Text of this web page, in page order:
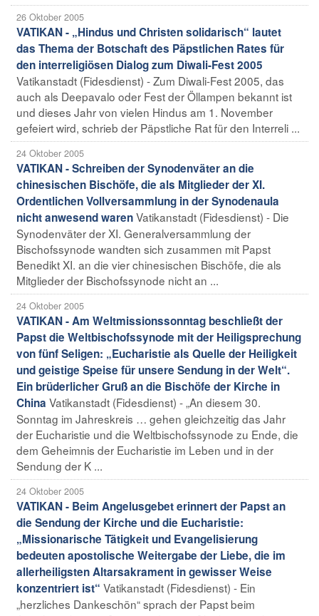
26 Oktober 2005
VATIKAN - „Hindus und Christen solidarisch“ lautet
das Thema der Botschaft des Päpstlichen Rates für
den interreligiösen Dialog zum Diwali-Fest 2005
Vatikanstadt (Fidesdienst) - Zum Diwali-Fest 2005, das
auch als Deepavalo oder Fest der Öllampen bekannt ist
und dieses Jahr von vielen Hindus am 1. November
gefeiert wird, schrieb der Päpstliche Rat für den Interreli ...
24 Oktober 2005
VATIKAN - Schreiben der Synodenväter an die
chinesischen Bischöfe, die als Mitglieder der XI.
Ordentlichen Vollversammlung in der Synodenaula
nicht anwesend warenVatikanstadt (Fidesdienst) - Die
Synodenväter der XI. Generalversammlung der
Bischofssynode wandten sich zusammen mit Papst
Benedikt XI. an die vier chinesischen Bischöfe, die als
Mitglieder der Bischofssynode nicht an ...
24 Oktober 2005
VATIKAN - Am Weltmissionssonntag beschließt der
Papst die Weltbischofssynode mit der Heiligsprechung
von fünf Seligen: „Eucharistie als Quelle der Heiligkeit
und geistige Speise für unsere Sendung in der Welt“.
Ein brüderlicher Gruß an die Bischöfe der Kirche in
China Vatikanstadt (Fidesdienst) - „An diesem 30.
Sonntag im Jahreskreis … gehen gleichzeitig das Jahr
der Eucharistie und die Weltbischofssynode zu Ende, die
dem Geheimnis der Eucharistie im Leben und in der
Sendung der K ...
24 Oktober 2005
VATIKAN - Beim Angelusgebet erinnert der Papst an
die Sendung der Kirche und die Eucharistie:
„Missionarische Tätigkeit und Evangelisierung
bedeuten apostolische Weitergabe der Liebe, die im
allerheiligsten Altarsakrament in gewisser Weise
konzentriert ist“ Vatikanstadt (Fidesdienst) - Ein
„herzliches Dankeschön“ sprach der Papst beim